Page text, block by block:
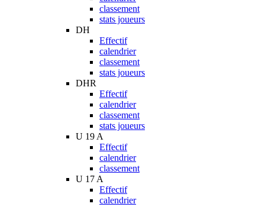
classement
stats joueurs
DH
Effectif
calendrier
classement
stats joueurs
DHR
Effectif
calendrier
classement
stats joueurs
U 19 A
Effectif
calendrier
classement
U 17 A
Effectif
calendrier